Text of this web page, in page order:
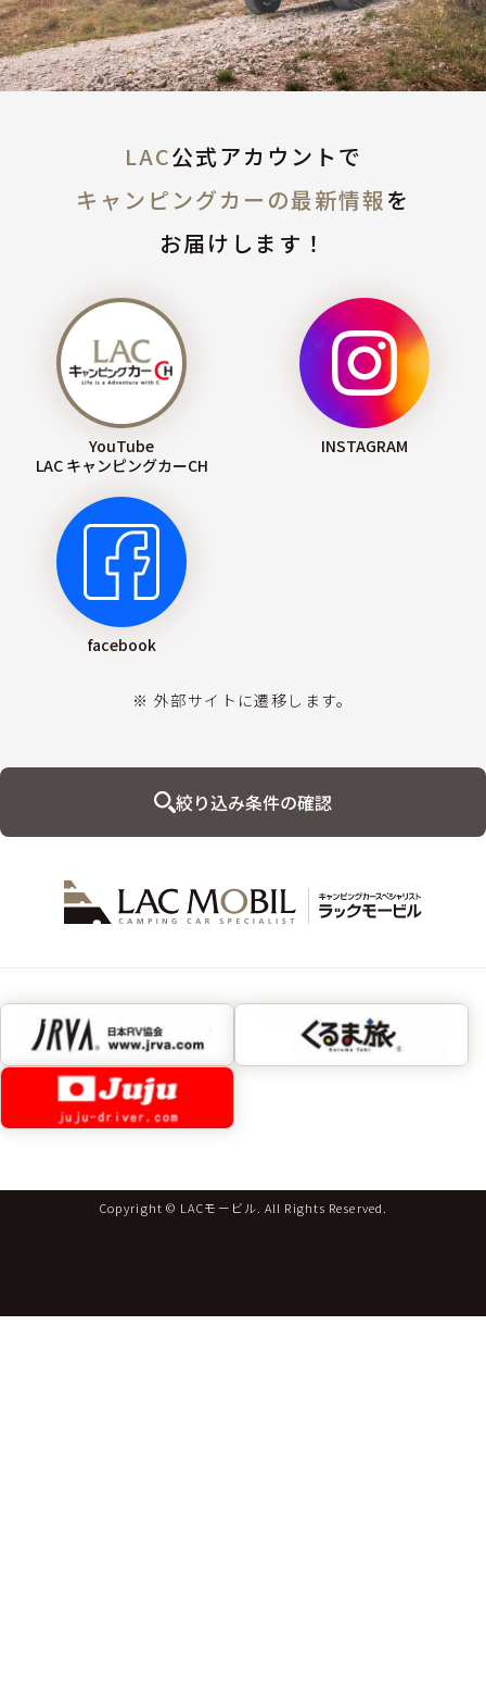
LAC公式アカウントで
キャンピングカーの最新情報を
お届けします！
YouTube
LAC キャンピングカーCH
INSTAGRAM
facebook
※ 外部サイトに遷移します。
絞り込み条件の確認
Copyright © LACモービル. All Rights Reserved.